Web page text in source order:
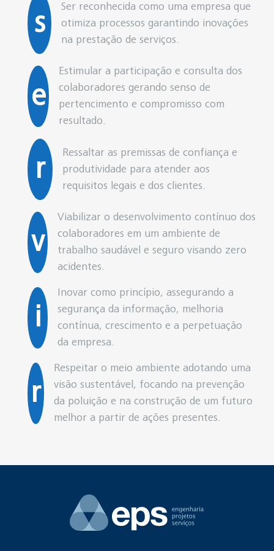
s
Ser reconhecida como uma empresa que
otimiza processos garantindo inovações
na prestação de serviços.
e
Estimular a participação e consulta dos
colaboradores gerando senso de
pertencimento e compromisso com
resultado.
r
Ressaltar as premissas de confiança e
produtividade para atender aos
requisitos legais e dos clientes.
v
Viabilizar o desenvolvimento contínuo dos
colaboradores em um ambiente de
trabalho saudável e seguro visando zero
acidentes.
i
Inovar como princípio, assegurando a
segurança da informação, melhoria
contínua, crescimento e a perpetuação
da empresa.
r
Respeitar o meio ambiente adotando uma
visão sustentável, focando na prevenção
da poluição e na construção de um futuro
melhor a partir de ações presentes.